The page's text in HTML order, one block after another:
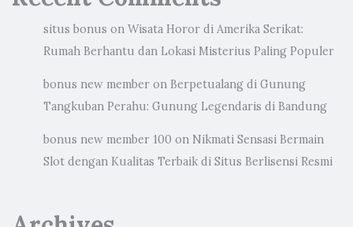
situs bonus on Wisata Horor di Amerika Serikat:
Rumah Berhantu dan Lokasi Misterius Paling Populer
bonus new member on Berpetualang di Gunung
Tangkuban Perahu: Gunung Legendaris di Bandung
bonus new member 100 on Nikmati Sensasi Bermain
Slot dengan Kualitas Terbaik di Situs Berlisensi Resmi